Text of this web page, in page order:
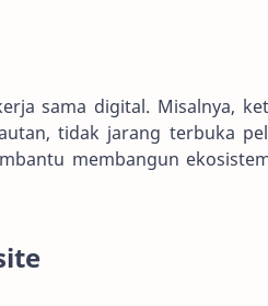
sama digital. Misalnya,
tidak jarang terbuka
membangun